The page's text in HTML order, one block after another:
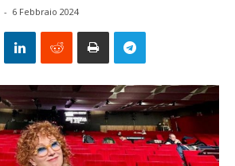
- 6 Febbraio 2024